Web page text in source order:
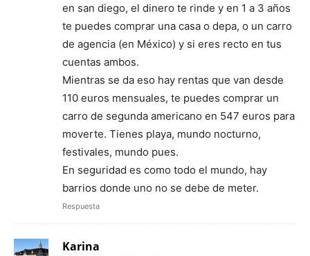
en san diego, el dinero te rinde y en 1 a 3 años
te puedes comprar una casa o depa, o un carro
de agencia (en México) y si eres recto en tus
cuentas ambos.
Mientras se da eso hay rentas que van desde
110 euros mensuales, te puedes comprar un
carro de segunda americano en 547 euros para
moverte. Tienes playa, mundo nocturno,
festivales, mundo pues.
En seguridad es como todo el mundo, hay
barrios donde uno no se debe de meter.
Respuesta
Karina